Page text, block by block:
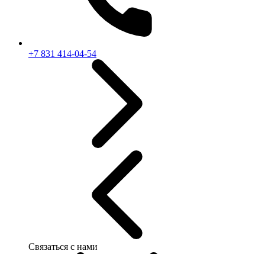
+7 831 414-04-54
Связаться с нами